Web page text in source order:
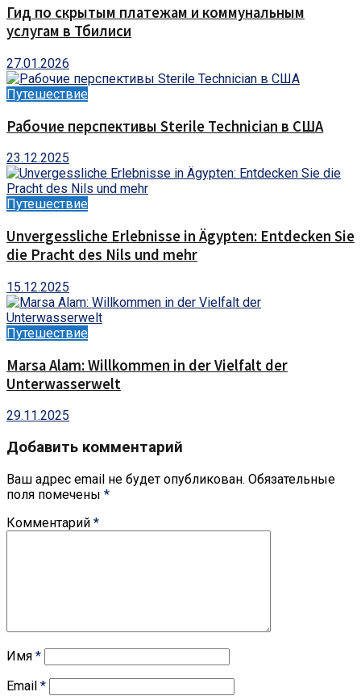
Гид по скрытым платежам и коммунальным
услугам в Тбилиси
27.01.2026
Путешествие
Рабочие перспективы Sterile Technician в США
23.12.2025
Путешествие
Unvergessliche Erlebnisse in Ägypten: Entdecken Sie
die Pracht des Nils und mehr
15.12.2025
Путешествие
Marsa Alam: Willkommen in der Vielfalt der
Unterwasserwelt
29.11.2025
Добавить комментарий
Ваш адрес email не будет опубликован. Обязательные
поля помечены *
Комментарий *
Имя *
Email *